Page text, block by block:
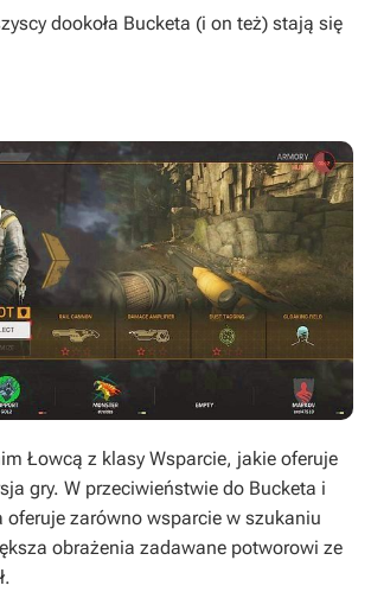
dookoła Bucketa (i on też) stają się
Łowcą z klasy Wsparcie, jakie oferuje
gry. W przeciwieństwie do Bucketa i
oferuje zarówno wsparcie w szukaniu
obrażenia zadawane potworowi ze